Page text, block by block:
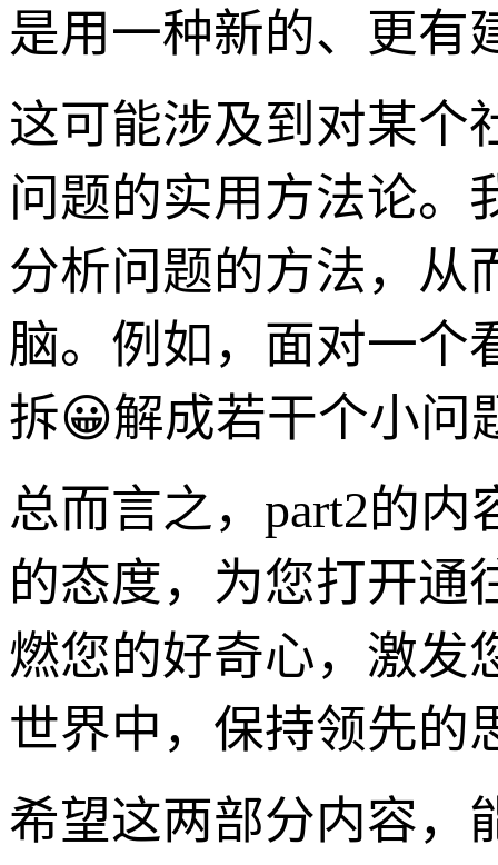
是用一种新的、更有
这可能涉及到对某个
问题的实用方法论。
分析问题的方法，从
脑。例如，面对一个
拆😀解成若干个小问
总而言之，part2的
的态度，为您打开通
燃您的好奇心，激发
世界中，保持领先的
希望这两部分内容，